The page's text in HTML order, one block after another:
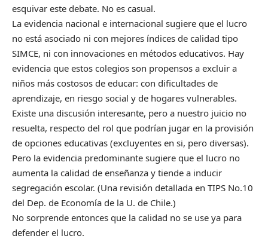
esquivar este debate. No es casual.
La evidencia nacional e internacional sugiere que el lucro
no está asociado ni con mejores índices de calidad tipo
SIMCE, ni con innovaciones en métodos educativos. Hay
evidencia que estos colegios son propensos a excluir a
niños más costosos de educar: con dificultades de
aprendizaje, en riesgo social y de hogares vulnerables.
Existe una discusión interesante, pero a nuestro juicio no
resuelta, respecto del rol que podrían jugar en la provisión
de opciones educativas (excluyentes en si, pero diversas).
Pero la evidencia predominante sugiere que el lucro no
aumenta la calidad de enseñanza y tiende a inducir
segregación escolar. (Una revisión detallada en TIPS No.10
del Dep. de Economía de la U. de Chile.)
No sorprende entonces que la calidad no se use ya para
defender el lucro.